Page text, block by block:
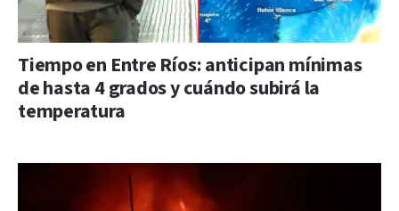
Tiempo en Entre Ríos: anticipan mínimas
de hasta 4 grados y cuándo subirá la
temperatura